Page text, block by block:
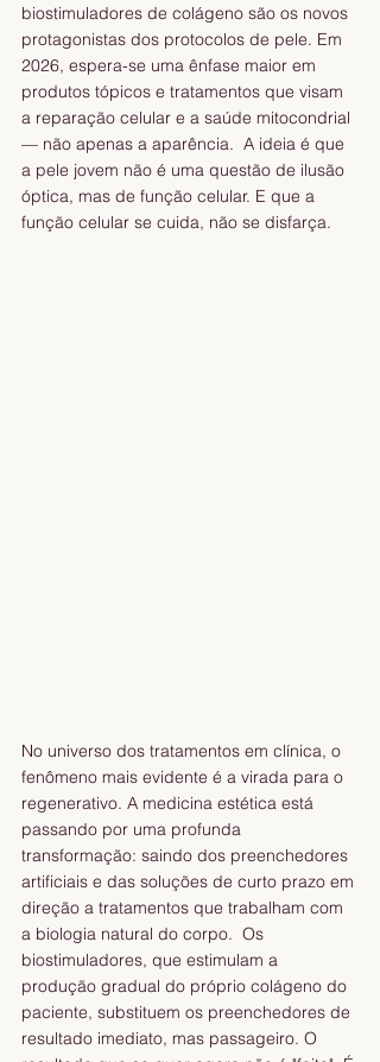
biostimuladores de colágeno são os novos
protagonistas dos protocolos de pele. Em
2026, espera-se uma ênfase maior em
produtos tópicos e tratamentos que visam
a reparação celular e a saúde mitocondrial
— não apenas a aparência.  A ideia é que
a pele jovem não é uma questão de ilusão
óptica, mas de função celular. E que a
função celular se cuida, não se disfarça.
No universo dos tratamentos em clínica, o
fenômeno mais evidente é a virada para o
regenerativo. A medicina estética está
passando por uma profunda
transformação: saindo dos preenchedores
artificiais e das soluções de curto prazo em
direção a tratamentos que trabalham com
a biologia natural do corpo.  Os
biostimuladores, que estimulam a
produção gradual do próprio colágeno do
paciente, substituem os preenchedores de
resultado imediato, mas passageiro. O